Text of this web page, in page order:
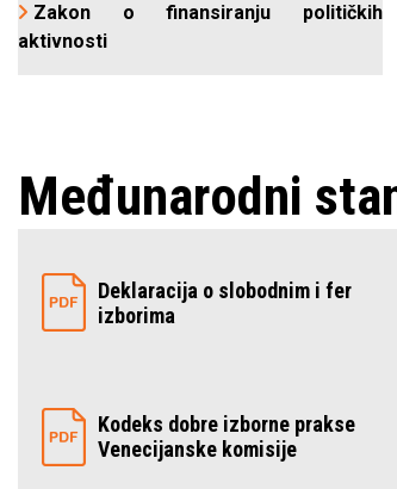
Zakon o finansiranju političkih
aktivnosti
Međunarodni
Deklaracija o slobodnim i fer
izborima
Kodeks dobre izborne prakse
Venecijanske komisije